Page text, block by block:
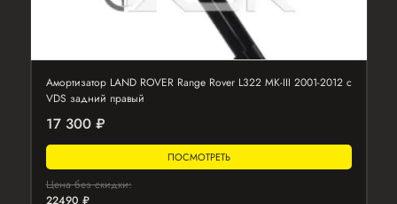
Амортизатор LAND ROVER Range Rover L322 MK-III 2001-2012 с
VDS задний правый
17 300 ₽
ПОСМОТРЕТЬ
Цена без скидки:
22490 ₽